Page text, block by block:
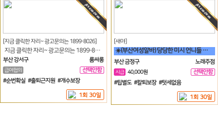
[지금 클릭한 자리~ 광고문의는 1899-8026]
지금 클릭한 자리~ 광고문의는 1899-8026
부산 강서구
룸싸롱
급여협의
선택안함
일
#순번확실 #출퇴근지원 #개수보장
1회 30일
[새야]
☀️(부산여성알바) 당당한 미시 언니들 구함☀️
부산 금정구
노래주점
시급 40,000원
선택안함
일
#팁별도 #칼퇴보장 #텃세없음
1회 30일